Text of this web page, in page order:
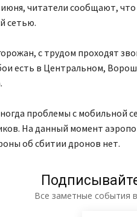
июня, читатели сообщают,
сетью.
с трудом проходят
есть в Центральном,
проблемы с мобильной
На данный момент
об сбитии дронов нет.
Все заметные события